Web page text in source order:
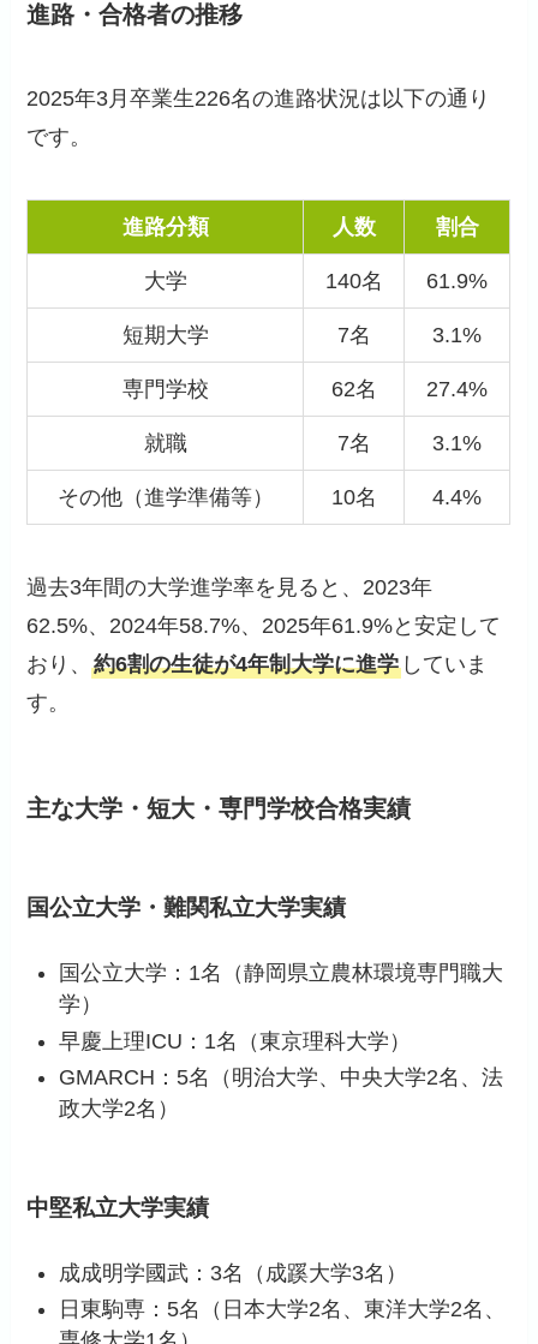
進路・合格者の推移
2025年3月卒業生226名の進路状況は以下の通り
です。
進路分類 人数 割合
大学 140名 61.9%
短期大学 7名 3.1%
専門学校 62名 27.4%
就職 7名 3.1%
その他（進学準備等） 10名 4.4%
過去3年間の大学進学率を見ると、2023年
62.5%、2024年58.7%、2025年61.9%と安定して
おり、約6割の生徒が4年制大学に進学 していま
す。
主な大学・短大・専門学校合格実績
国公立大学・難関私立大学実績
国公立大学：1名（静岡県立農林環境専門職大
学）
早慶上理ICU：1名（東京理科大学）
GMARCH：5名（明治大学、中央大学2名、法
政大学2名）
中堅私立大学実績
成成明学國武：3名（成蹊大学3名）
日東駒専：5名（日本大学2名、東洋大学2名、